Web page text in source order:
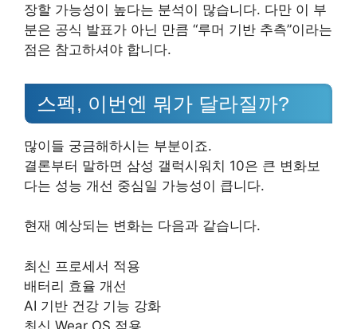
장할 가능성이 높다는 분석이 많습니다. 다만 이 부
분은 공식 발표가 아닌 만큼 “루머 기반 추측”이라는
점은 참고하셔야 합니다.
스펙, 이번엔 뭐가 달라질까?
많이들 궁금해하시는 부분이죠.
결론부터 말하면 삼성 갤럭시워치 10은 큰 변화보
다는 성능 개선 중심일 가능성이 큽니다.
현재 예상되는 변화는 다음과 같습니다.
최신 프로세서 적용
배터리 효율 개선
AI 기반 건강 기능 강화
최신 Wear OS 적용